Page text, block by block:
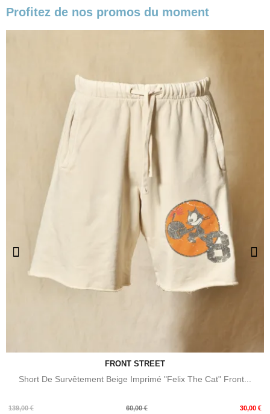
Profitez de nos promos du moment
FRONT STREET
Short De Survêtement Beige Imprimé "Felix The Cat" Front...
139,00 €
Prix
60,00 € 30,00 €
Prix